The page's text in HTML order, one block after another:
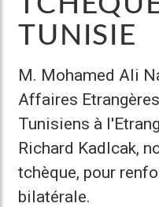
TUNISIE
M. Mohamed Ali
Affaires
Tunisiens à
Richard Kadlcak,
tchèque, pour
bilatérale.